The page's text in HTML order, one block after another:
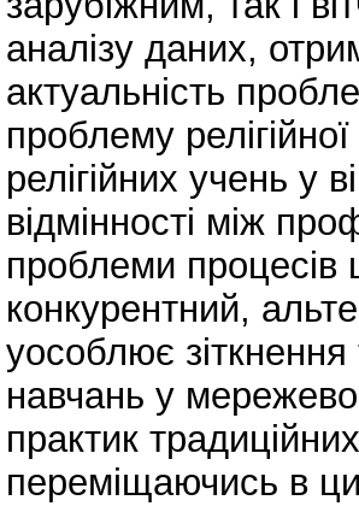
аналізу даних,
актуальність
проблему
релігійних учень у
відмінності між
проблеми процесів
конкурентний,
уособлює зіткнення
навчань у
практик
переміщаючись в